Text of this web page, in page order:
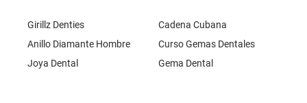
Girillz Denties
Anillo Diamante Hombre
Joya Dental
Cadena Cubana
Curso Gemas Dentales
Gema Dental